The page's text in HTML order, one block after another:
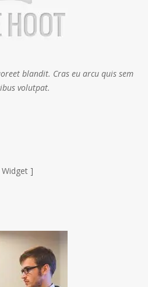
blandit. Cras eu arcu quis sem
volutpat.
]